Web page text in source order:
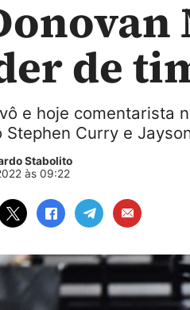
de
e hoje comentarista
Stephen Curry e
Stabolito
às 09:22